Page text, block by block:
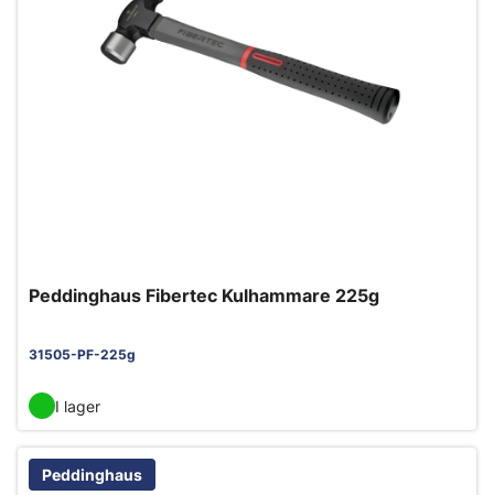
Peddinghaus Fibertec Kulhammare 225g
31505-PF-225g
I lager
Peddinghaus